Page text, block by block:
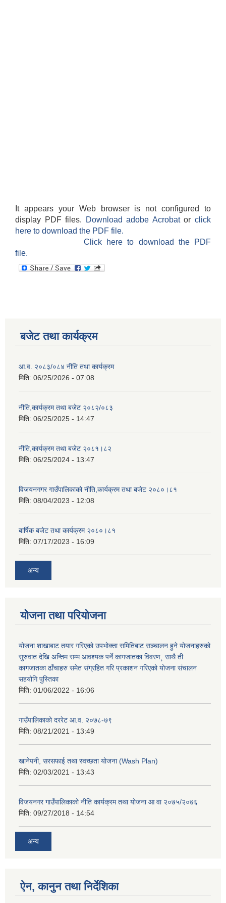
It appears your Web browser is not configured to
display PDF files.
Download adobe Acrobatorclick
here to download the PDF file.
Click here to download the PDF
file.
बजेट तथा कार्यक्रम
आ.व. २०८३/०८४ नीति तथा कार्यक्रम
मिति: 06/25/2026 - 07:08
नीति,कार्यक्रम तथा बजेट २०८२/०८३
मिति: 06/25/2025 - 14:47
नीति,कार्यक्रम तथा बजेट २०८१।८२
मिति: 06/25/2024 - 13:47
विजयनगगर गाउँपालिकाको नीति,कार्यक्रम तथा बजेट २०८०।८१
मिति: 08/04/2023 - 12:08
बार्षिक बजेट तथा कार्यक्रम २०८०।८१
मिति: 07/17/2023 - 16:09
अन्य
योजना तथा परियोजना
योजना शाखाबाट तयार गरिएको उपभोक्ता समितिबाट सञ्चालन हुने योजनाहरुको
सुरुवात देखि अन्तिम सम्म आवश्यक पर्ने कागजातका विवरण¸ साथै ती
कागजातका ढाँचाहरु समेत संग्रहित गरि प्रकाशन गरिएको योजना संचालन
सहयोगि पुस्तिका
मिति: 01/06/2022 - 16:06
गाउँपालिकाको दररेट आ.व. २०७८-७९
मिति: 08/21/2021 - 13:49
खानेपनी, सरसफाई तथा स्वच्छता योजना (Wash Plan)
मिति: 02/03/2021 - 13:43
विजयनगर गाउँपालिकाको नीति कार्यक्रम तथा योजना आ वा २०७५/२०७६
मिति: 09/27/2018 - 14:54
अन्य
ऐन, कानुन तथा निर्देशिका